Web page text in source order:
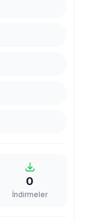
0
İndirmeler